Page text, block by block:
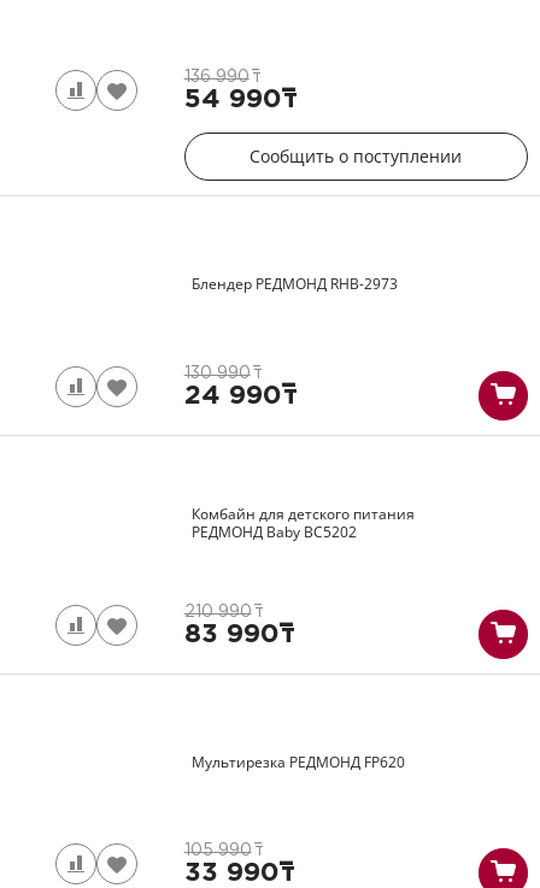
136 990 т
54 990т
Сообщить о поступлении
Блендер РЕДМОНД RHB-2973
130 990 т
24 990т
Комбайн для детского питания
РЕДМОНД Baby BC5202
210 990 т
83 990т
Мультирезка РЕДМОНД FP620
105 990 т
33 990т